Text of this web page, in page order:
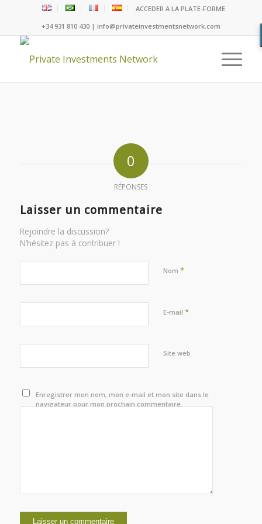
ACCEDER A LA PLATE-FORME
+34 931 810 430 | info@privateinvestmentsnetwork.com
0
RÉPONSES
Laisser un commentaire
Rejoindre la discussion?
N’hésitez pas à contribuer !
Nom *
E-mail *
Site web
Enregistrer mon nom, mon e-mail et mon site dans le
navigateur pour mon prochain commentaire.